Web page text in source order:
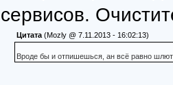
сервисов.
Цитата(Mozly @ 7.11.2013 - 16:02:13)
Вроде бы и отпишешься, ан всё равно